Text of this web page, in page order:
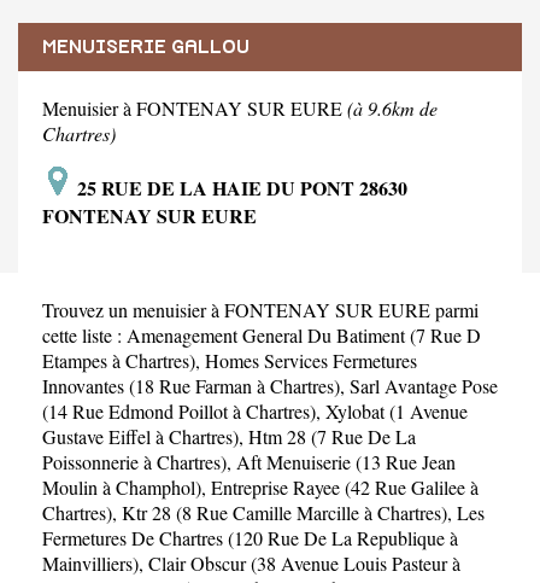
MENUISERIE GALLOU
Menuisier à FONTENAY SUR EURE(à 9.6km de
Chartres)
25 RUE DE LA HAIE DU PONT 28630
FONTENAY SUR EURE
Trouvez un menuisier à FONTENAY SUR EURE parmi
cette liste : Amenagement General Du Batiment (7 Rue D
Etampes à Chartres), Homes Services Fermetures
Innovantes (18 Rue Farman à Chartres), Sarl Avantage Pose
(14 Rue Edmond Poillot à Chartres), Xylobat (1 Avenue
Gustave Eiffel à Chartres), Htm 28 (7 Rue De La
Poissonnerie à Chartres), Aft Menuiserie (13 Rue Jean
Moulin à Champhol), Entreprise Rayee (42 Rue Galilee à
Chartres), Ktr 28 (8 Rue Camille Marcille à Chartres), Les
Fermetures De Chartres (120 Rue De La Republique à
Mainvilliers), Clair Obscur (38 Avenue Louis Pasteur à